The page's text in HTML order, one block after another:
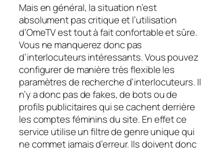
Mais en général, la situation n’est
absolument pas critique et l’utilisation
d’OmeTV est tout à fait confortable et sûre.
Vous ne manquerez donc pas
d’interlocuteurs intéressants. Vous pouvez
configurer de manière très flexible les
paramètres de recherche d’interlocuteurs. Il
n’y a donc pas de fakes, de bots ou de
profils publicitaires qui se cachent derrière
les comptes féminins du site. En effet ce
service utilise un filtre de genre unique qui
ne commet jamais d’erreur. Ils doivent donc